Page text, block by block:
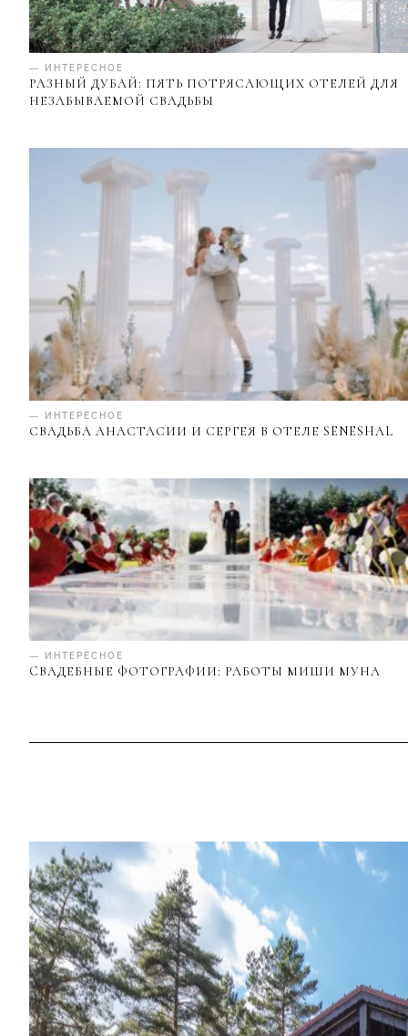
— ИНТЕРЕСНОЕ
РАЗНЫЙ ДУБАЙ: ПЯТЬ ПОТРЯСАЮЩИХ ОТЕЛЕЙ ДЛЯ
НЕЗАБЫВАЕМОЙ СВАДЬБЫ
— ИНТЕРЕСНОЕ
СВАДЬБА АНАСТАСИИ И СЕРГЕЯ В ОТЕЛЕ SENESHAL
— ИНТЕРЕСНОЕ
CВАДЕБНЫЕ ФОТОГРАФИИ: РАБОТЫ МИШИ МУНА